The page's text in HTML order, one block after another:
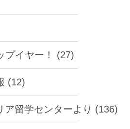
プイヤー！ (27)
(12)
ア留学センターより (136)